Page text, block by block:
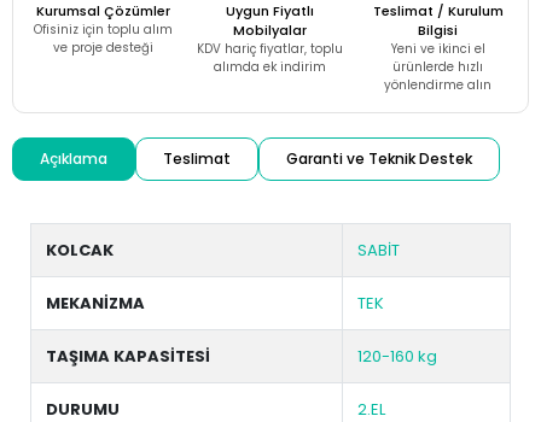
Kurumsal Çözümler
Ofisiniz için toplu alım
ve proje desteği
Uygun Fiyatlı
Mobilyalar
KDV hariç fiyatlar, toplu
alımda ek indirim
Teslimat / Kurulum
Bilgisi
Yeni ve ikinci el
ürünlerde hızlı
yönlendirme alın
Açıklama Teslimat Garanti ve Teknik Destek
KOLCAK SABİT
MEKANİZMA TEK
TAŞIMA KAPASİTESİ 120-160 kg
DURUMU 2.EL